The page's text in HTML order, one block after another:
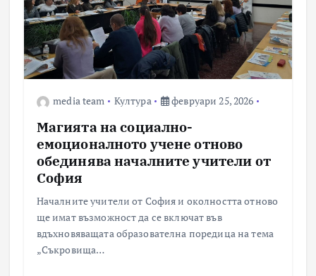
media team Култура февруари 25, 2026
Магията на социално-
емоционалното учене отново
обединява началните учители от
София
Началните учители от София и околността отново
ще имат възможност да се включат във
вдъхновяващата образователна поредица на тема
„Съкровища…